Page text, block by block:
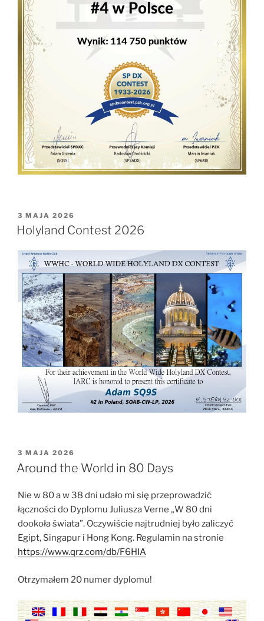
OPUBLIKOWANE
W
3 MAJA 2026
Holyland Contest 2026
OPUBLIKOWANE
W
3 MAJA 2026
Around the World in 80 Days
Nie w 80 a w 38 dni udało mi się przeprowadzić
łączności do Dyplomu Juliusza Verne „W 80 dni
dookoła świata”. Oczywiście najtrudniej było zaliczyć
Egipt, Singapur i Hong Kong. Regulamin na stronie
https://www.qrz.com/db/F6HIA
Otrzymałem 20 numer dyplomu!